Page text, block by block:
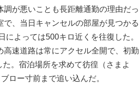
が悪いことも長距離通勤の理由だっ
、当日キャンセルの部屋が見つかる
よっては500キロ近くを往復した。
速道路は常にアクセル全開で、初勤
。宿泊場所を求めて彷徨（さまよ
ロー寸前まで追い込んだ。